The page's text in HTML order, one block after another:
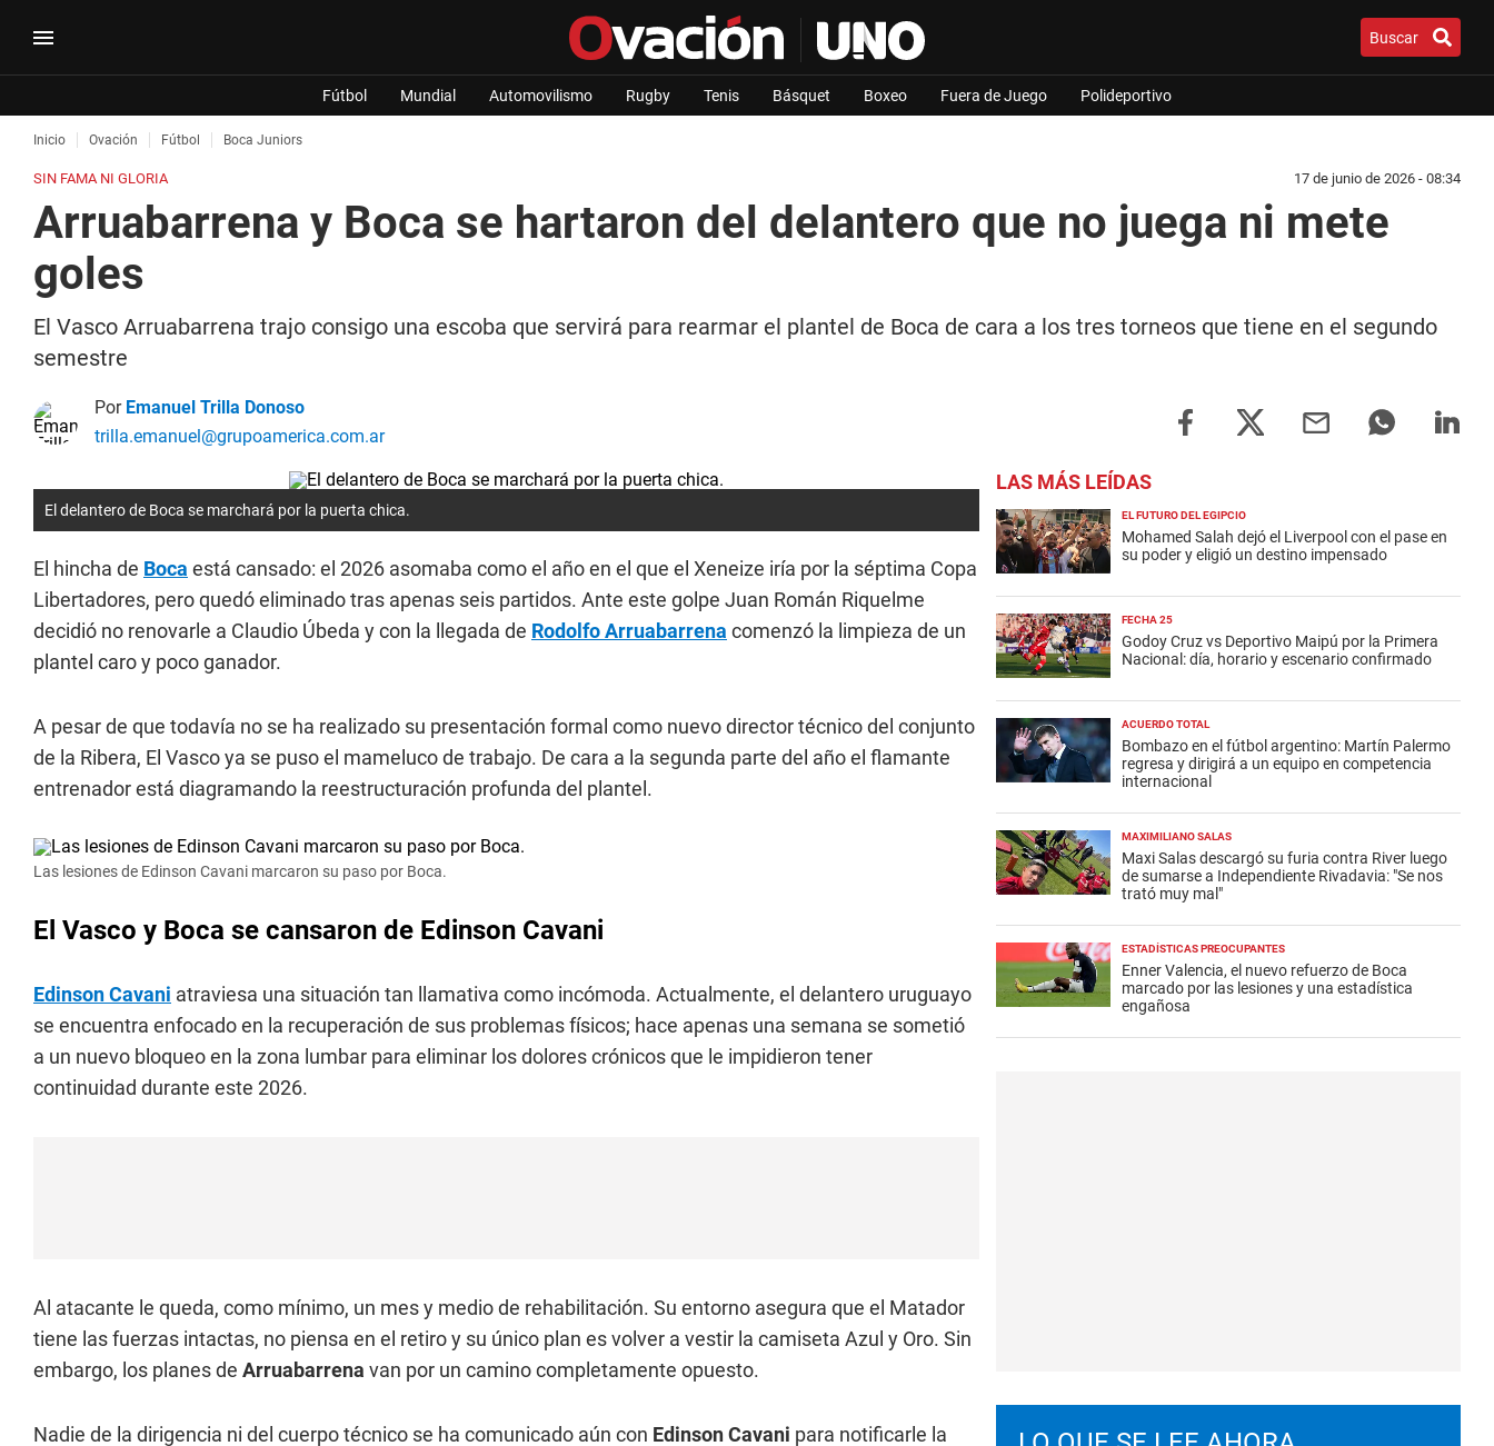
Buscar
Fútbol Mundial Automovilismo Rugby Tenis Básquet Boxeo Fuera de Juego Polideportivo
Inicio Ovación Fútbol Boca Juniors
SIN FAMA NI GLORIA 17 de junio de 2026 - 08:34
Arruabarrena y Boca se hartaron del delantero que no juega ni mete
goles
El Vasco Arruabarrena trajo consigo una escoba que servirá para rearmar el plantel de Boca de cara a los tres torneos que tiene en el segundo
semestre
Por Emanuel Trilla Donoso
trilla.emanuel@grupoamerica.com.ar
El delantero de Boca se marchará por la puerta chica.
El hincha de Boca está cansado: el 2026 asomaba como el año en el que el Xeneize iría por la séptima Copa
Libertadores, pero quedó eliminado tras apenas seis partidos. Ante este golpe Juan Román Riquelme
decidió no renovarle a Claudio Úbeda y con la llegada de Rodolfo Arruabarrena comenzó la limpieza de un
plantel caro y poco ganador.
A pesar de que todavía no se ha realizado su presentación formal como nuevo director técnico del conjunto
de la Ribera, El Vasco ya se puso el mameluco de trabajo. De cara a la segunda parte del año el flamante
entrenador está diagramando la reestructuración profunda del plantel.
Las lesiones de Edinson Cavani marcaron su paso por Boca.
El Vasco y Boca se cansaron de Edinson Cavani
Edinson Cavani atraviesa una situación tan llamativa como incómoda. Actualmente, el delantero uruguayo
se encuentra enfocado en la recuperación de sus problemas físicos; hace apenas una semana se sometió
a un nuevo bloqueo en la zona lumbar para eliminar los dolores crónicos que le impidieron tener
continuidad durante este 2026.
Al atacante le queda, como mínimo, un mes y medio de rehabilitación. Su entorno asegura que el Matador
tiene las fuerzas intactas, no piensa en el retiro y su único plan es volver a vestir la camiseta Azul y Oro. Sin
embargo, los planes de Arruabarrena van por un camino completamente opuesto.
Nadie de la dirigencia ni del cuerpo técnico se ha comunicado aún con Edinson Cavani para notificarle la
LAS MÁS LEÍDAS
EL FUTURO DEL EGIPCIO
Mohamed Salah dejó el Liverpool con el pase en
su poder y eligió un destino impensado
FECHA 25
Godoy Cruz vs Deportivo Maipú por la Primera
Nacional: día, horario y escenario confirmado
ACUERDO TOTAL
Bombazo en el fútbol argentino: Martín Palermo
regresa y dirigirá a un equipo en competencia
internacional
MAXIMILIANO SALAS
Maxi Salas descargó su furia contra River luego
de sumarse a Independiente Rivadavia: "Se nos
trató muy mal"
ESTADÍSTICAS PREOCUPANTES
Enner Valencia, el nuevo refuerzo de Boca
marcado por las lesiones y una estadística
engañosa